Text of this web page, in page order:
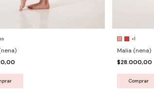
+1
Malia (nena)
$28.000,00
Comprar